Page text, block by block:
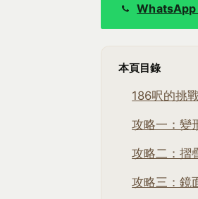
WhatsApp
本頁目錄
186呎的挑
攻略一：變
攻略二：摺
攻略三：鏡